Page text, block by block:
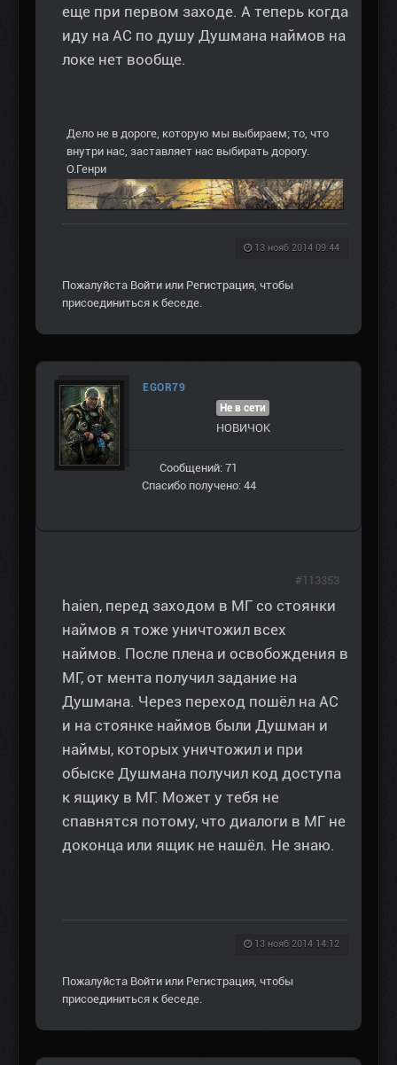
еще при первом заходе. А теперь когда
иду на АС по душу Душмана наймов на
локе нет вообще.
Дело не в дороге, которую мы выбираем; то, что
внутри нас, заставляет нас выбирать дорогу.
О.Генри
13 нояб 2014 09:44
Пожалуйста Войти или Регистрация , чтобы
присоединиться к беседе.
EGOR79
Не в сети
НОВИЧОК
Сообщений: 71
Спасибо получено: 44
haien, перед заходом в МГ со стоянки
наймов я тоже уничтожил всех
наймов. После плена и освобождения в
МГ, от мента получил задание на
Душмана. Через переход пошёл на АС
и на стоянке наймов были Душман и
наймы, которых уничтожил и при
обыске Душмана получил код доступа
к ящику в МГ. Может у тебя не
спавнятся потому, что диалоги в МГ не
доконца или ящик не нашёл. Не знаю.
13 нояб 2014 14:12
#113353
Пожалуйста Войти или Регистрация , чтобы
присоединиться к беседе.